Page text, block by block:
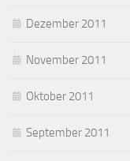
Dezember 2011
November 2011
Oktober 2011
September 2011